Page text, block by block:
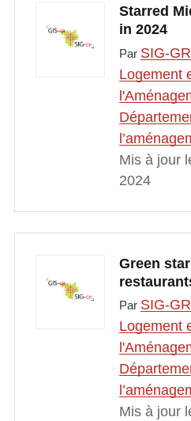
Starred
in 2024
Par SIG-
Logement
Mis à jour
2024
Green
Par SIG-
Logement
Mis à jour